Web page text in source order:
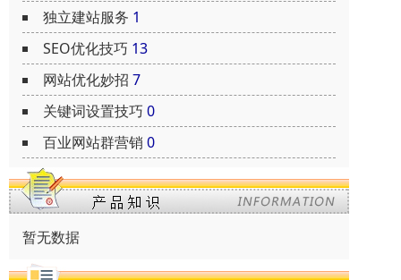
独立建站服务 1
SEO优化技巧 13
网站优化妙招 7
关键词设置技巧 0
百业网站群营销 0
暂无数据